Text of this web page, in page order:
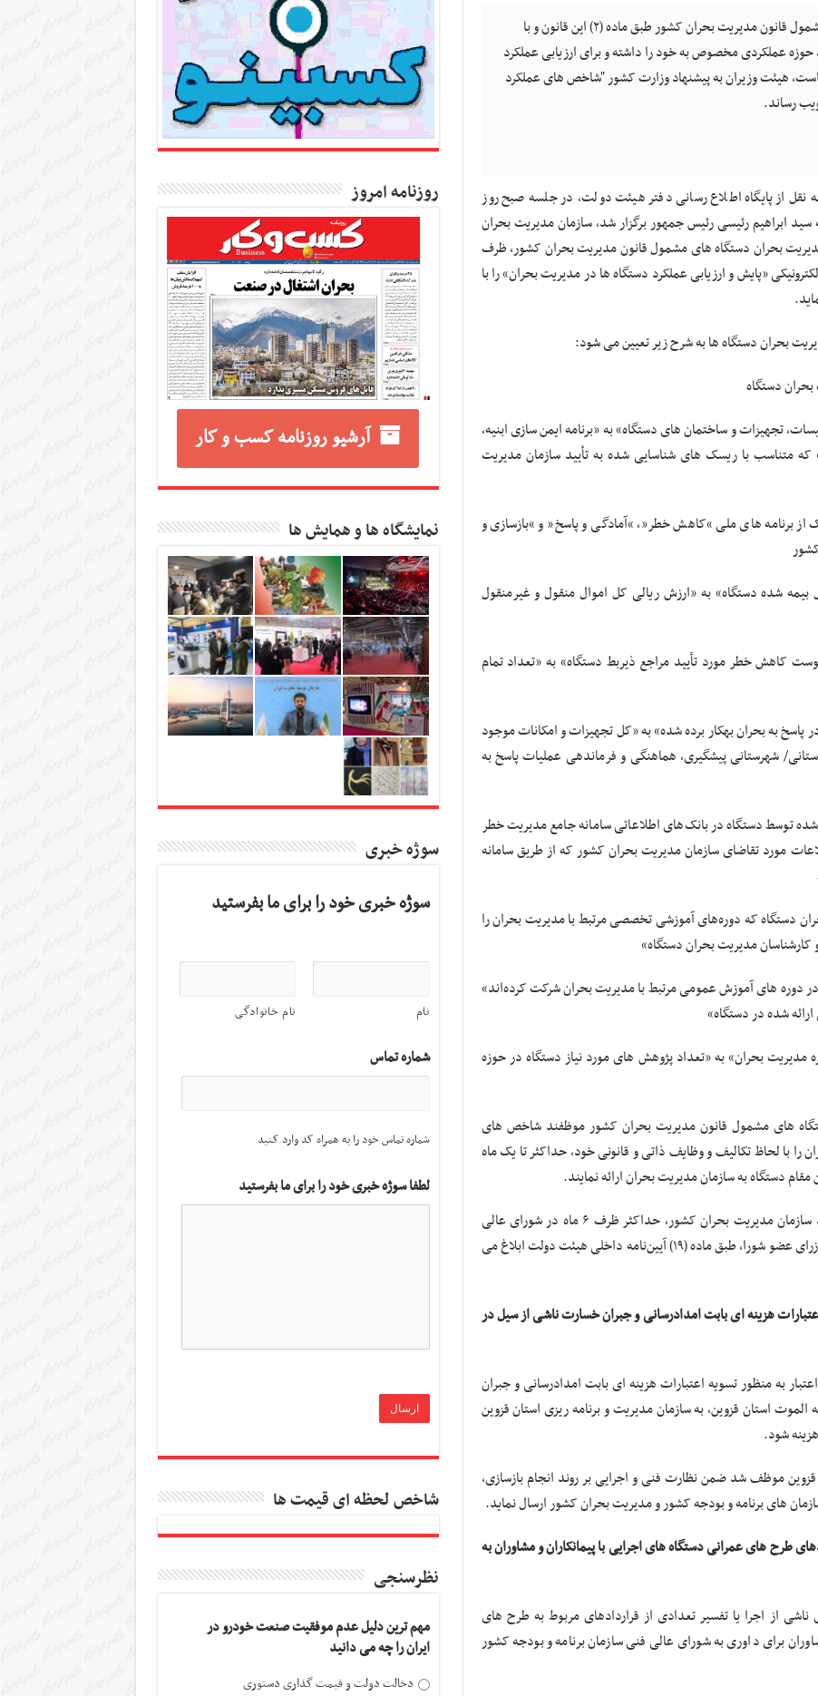
با توجه به گسترده بودن طیف دستگاه های مشمول قانون مدیریت بحران کشور طبق ماده (۲) این قانون و با
عملکردی مخصوص به خود را داشته و برای ارزیابی عملکرد
هیئت وزیران به پیشنهاد وزارت کشور "شاخص های عملکرد
رساند.
نقل از پایگاه اطلاع رسانی دفتر هیئت دولت، در جلسه صبح روز
ابراهیم رئیسی رئیس جمهور برگزار شد، سازمان مدیریت بحران
بحران دستگاه های مشمول قانون مدیریت بحران کشور، ظرف
الکترونیکی «پایش و ارزیابی عملکرد دستگاه ها در مدیریت بحران» را با
بحران دستگاه ها به شرح زیر تعیین می شود:
دستگاه
تجهیزات و ساختمان های دستگاه» به «برنامه ایمن سازی ابنیه،
متناسب با ریسک های شناسایی شده به تأیید سازمان مدیریت
برنامه های ملی “کاهش خطر”، “آمادگی و پاسخ” و “بازسازی و
شده دستگاه» به «ارزش ریالی کل اموال منقول و غیرمنقول
کاهش خطر مورد تأیید مراجع ذیربط دستگاه» به «تعداد تمام
به بحران به­کار برده شده» به «کل تجهیزات و امکانات موجود
شهرستانی پیشگیری، هماهنگی و فرماندهی عملیات پاسخ به
توسط دستگاه در بانک‌های اطلاعاتی سامانه جامع مدیریت خطر
مورد تقاضای سازمان مدیریت بحران کشور که از طریق سامانه
دستگاه که دوره‌های آموزشی تخصصی مرتبط با مدیریت بحران را
کارشناسان مدیریت بحران دستگاه»
دوره های آموزش عمومی مرتبط با مدیریت بحران شرکت کرده‌اند»
شده در دستگاه»
بحران» به «تعداد پژوهش های مورد نیاز دستگاه در حوزه
های مشمول قانون مدیریت بحران کشور موظفند شاخص های
را با لحاظ تکالیف و وظایف ذاتی و قانونی خود، حداکثر تا یک ماه
مقام دستگاه به سازمان مدیریت بحران ارائه نمایند.
شاخص‌های اختصاصی هر دستگاه پس از تأیید سازمان مدیریت بحران کشور، حداکثر ظرف ۶ ماه در شورای عالی
مدیریت بحران طرح و پس از تصویب اکثریت وزرای عضو شورا، طبق ماده (۱۹) آیین‌نامه داخلی هیئت دولت ابلاغ می‌
هزینه ای بابت امدادرسانی و جبران خسارت ناشی از سیل در
مبلغ ۲۰ میلیارد ریال اعتبار به منظور تسویه اعتبارات هزینه ای بابت امدادرسانی و جبران
استان قزوین، به سازمان مدیریت و برنامه ریزی استان قزوین
شود.
موظف شد ضمن نظارت فنی و اجرایی بر روند انجام بازسازی،
های برنامه و بودجه کشور و مدیریت بحران کشور ارسال نماید.
طرح های عمرانی دستگاه های اجرایی با پیمانکاران و مشاوران به
از اجرا یا تفسیر تعدادی از قراردادهای مربوط به طرح های
برای داوری به شورای عالی فنی سازمان برنامه و بودجه کشور
روزنامه امروز
آرشیو روزنامه کسب و کار
نمایشگاه ها و همایش ها
سوژه خبری
سوژه خبری خود را برای ما بفرستید
نام نام خانوادگی
شماره تماس
شماره تماس خود را به همراه کد وارد کنید
لطفا سوژه خبری خود را برای ما بفرستید
شاخص لحظه ای قیمت ها
نظرسنجی
مهم ترین دلیل عدم موفقیت صنعت خودرو در
ایران را چه می دانید
دخالت دولت و قیمت گذاری دستوری